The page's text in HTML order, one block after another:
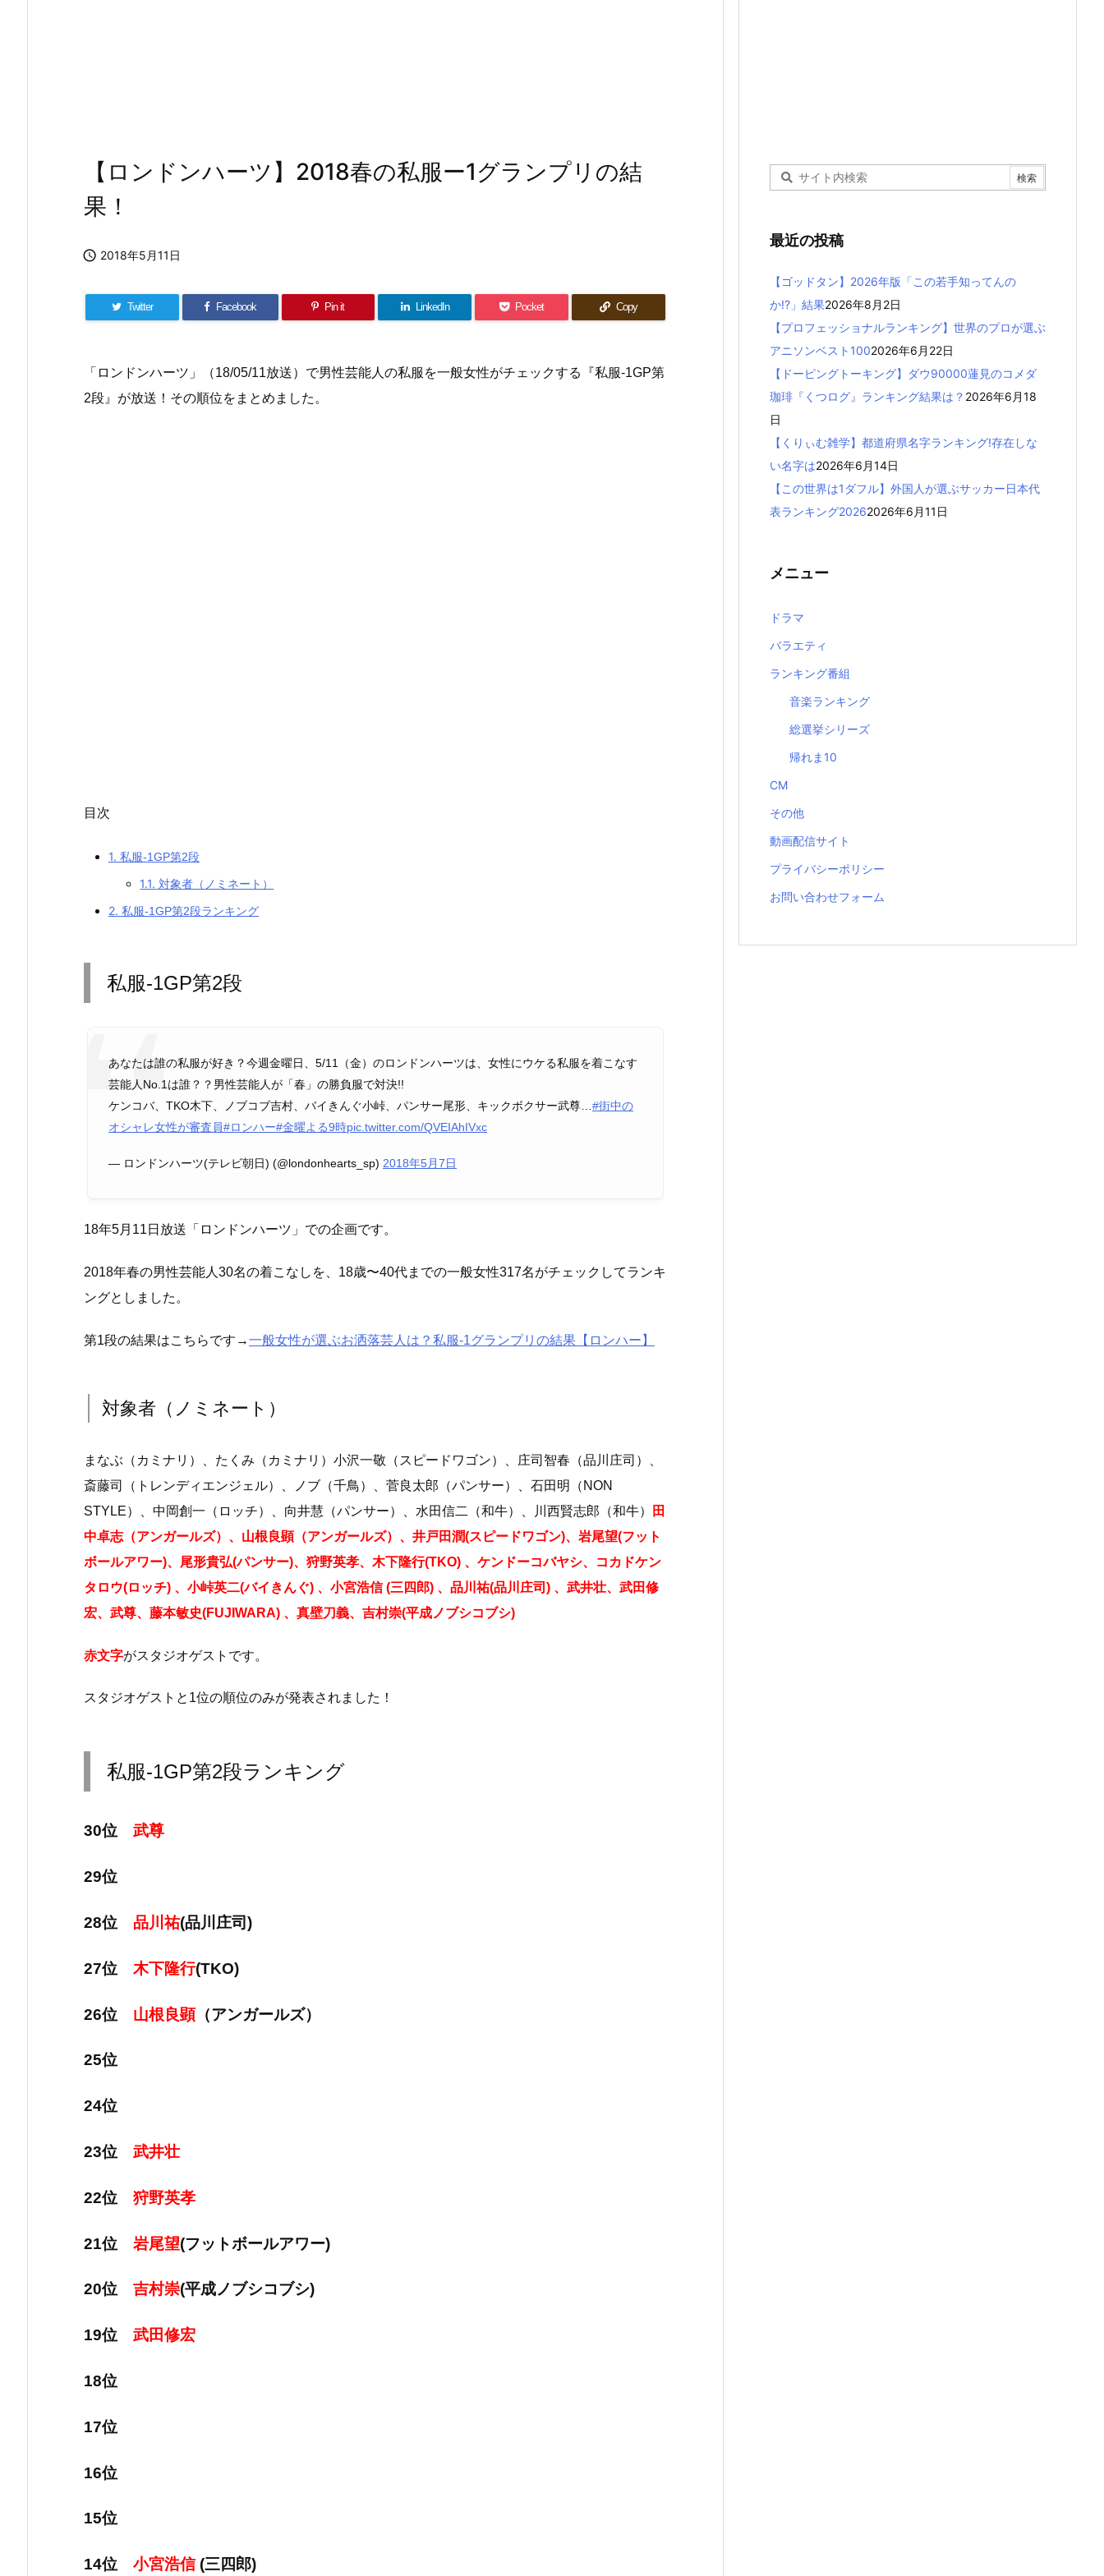
【ロンドンハーツ】2018春の私服ー1グランプリの結
果！
 2018年5月11日
Twitter Facebook Pin it LinkedIn Pocket Copy
「ロンドンハーツ」（18/05/11放送）で男性芸能人の私服を一般女性がチェックする『私服-1GP第
2段』が放送！その順位をまとめました。
目次
1. 私服-1GP第2段
1.1. 対象者（ノミネート）
2. 私服-1GP第2段ランキング
私服-1GP第2段
あなたは誰の私服が好き？今週金曜日、5/11（金）のロンドンハーツは、女性にウケる私服を着こなす
芸能人No.1は誰？？男性芸能人が「春」の勝負服で対決!!
ケンコバ、TKO木下、ノブコブ吉村、バイきんぐ小峠、パンサー尾形、キックボクサー武尊… #街中の
オシャレ女性が審査員#ロンハー#金曜よる9時pic.twitter.com/QVEIAhIVxc
— ロンドンハーツ(テレビ朝日) (@londonhearts_sp) 2018年5月7日
18年5月11日放送「ロンドンハーツ」での企画です。
2018年春の男性芸能人30名の着こなしを、18歳〜40代までの一般女性317名がチェックしてランキ
ングとしました。
第1段の結果はこちらです→一般女性が選ぶお洒落芸人は？私服-1グランプリの結果【ロンハー】
対象者（ノミネート）
まなぶ（カミナリ）、たくみ（カミナリ）小沢一敬（スピードワゴン）、庄司智春（品川庄司）、
斎藤司（トレンディエンジェル）、ノブ（千鳥）、菅良太郎（パンサー）、石田明（NON
STYLE）、中岡創一（ロッチ）、向井慧（パンサー）、水田信二（和牛）、川西賢志郎（和牛）
田
中卓志（アンガールズ）、山根良顕（アンガールズ）、井戸田潤(スピードワゴン)、岩尾望(フット
ボールアワー)、尾形貴弘(パンサー)、狩野英孝、木下隆行(TKO) 、ケンドーコバヤシ、コカドケン
タロウ(ロッチ) 、小峠英二(バイきんぐ) 、小宮浩信 (三四郎) 、品川祐(品川庄司) 、武井壮、武田修
宏、武尊、藤本敏史(FUJIWARA) 、真壁刀義、吉村崇(平成ノブシコブシ)
赤文字がスタジオゲストです。
スタジオゲストと1位の順位のみが発表されました！
私服-1GP第2段ランキング
30位 武尊
29位
28位 品川祐(品川庄司)
27位 木下隆行(TKO)
26位 山根良顕（アンガールズ）
25位
24位
23位 武井壮
22位 狩野英孝
21位 岩尾望(フットボールアワー)
20位 吉村崇(平成ノブシコブシ)
19位 武田修宏
18位
17位
16位
15位
14位 小宮浩信(三四郎)
最近の投稿
【ゴッドタン】2026年版「この若手知ってんの
か!?」結果2026年8月2日
【プロフェッショナルランキング】世界のプロが選ぶ
アニソンベスト1002026年6月22日
【ドーピングトーキング】ダウ90000蓮見のコメダ
珈琲『くつログ』ランキング結果は？ 2026年6月18
日
【くりぃむ雑学】都道府県名字ランキング!存在しな
い名字は2026年6月14日
【この世界は1ダフル】外国人が選ぶサッカー日本代
表ランキング20262026年6月11日
メニュー
ドラマ
バラエティ
ランキング番組
音楽ランキング
総選挙シリーズ
帰れま10
CM
その他
動画配信サイト
プライバシーポリシー
お問い合わせフォーム